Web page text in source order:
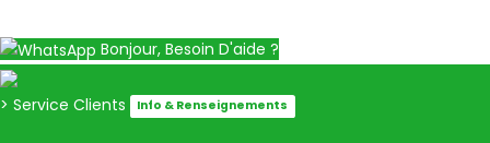
Bonjour, Besoin D'aide ?
> Service Clients Info & Renseignements